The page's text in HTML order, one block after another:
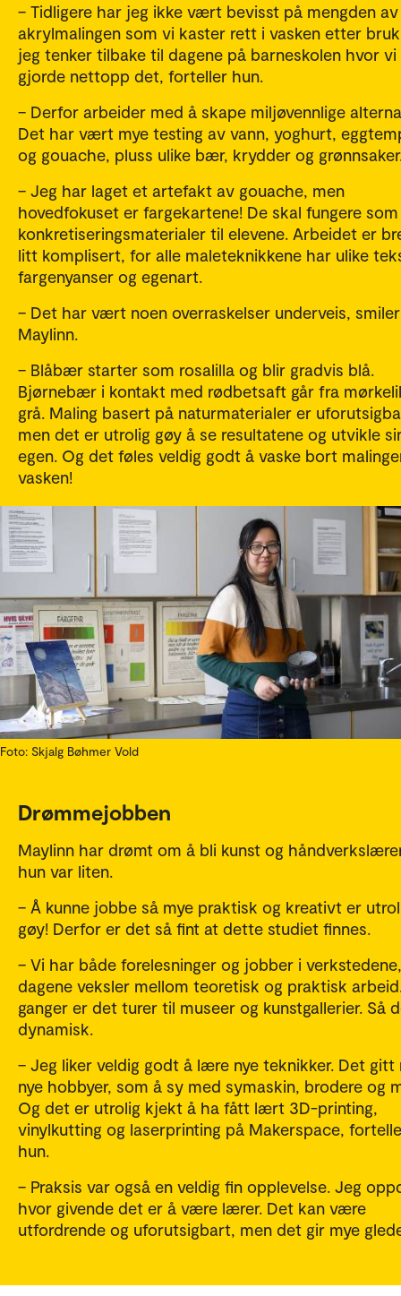
– Tidligere har jeg ikke vært bevisst på mengden
akrylmalingen som vi kaster rett i vasken etter
jeg tenker tilbake til dagene på barneskolen hvor vi
gjorde nettopp det, forteller hun.
– Derfor arbeider med å skape miljøvennlige
Det har vært mye testing av vann, yoghurt,
og gouache, pluss ulike bær, krydder og
– Jeg har laget et artefakt av gouache, men
hovedfokuset er fargekartene! De skal fungere som
konkretiseringsmaterialer til elevene. Arbeidet er
litt komplisert, for alle maleteknikkene har ulike
fargenyanser og egenart.
– Det har vært noen overraskelser underveis, smiler
Maylinn.
– Blåbær starter som rosalilla og blir gradvis blå.
Bjørnebær i kontakt med rødbetsaft går fra
grå. Maling basert på naturmaterialer er
men det er utrolig gøy å se resultatene og utvikle
egen. Og det føles veldig godt å vaske bort
vasken!
Foto: Skjalg Bøhmer Vold
Drømmejobben
Maylinn har drømt om å bli kunst og
hun var liten.
– Å kunne jobbe så mye praktisk og kreativt er
gøy! Derfor er det så fint at dette studiet finnes.
– Vi har både forelesninger og jobber i
dagene veksler mellom teoretisk og praktisk
ganger er det turer til museer og kunstgallerier. Så
dynamisk.
– Jeg liker veldig godt å lære nye teknikker. Det gitt
nye hobbyer, som å sy med symaskin, brodere og
Og det er utrolig kjekt å ha fått lært 3D-printing,
vinylkutting og laserprinting på Makerspace,
hun.
– Praksis var også en veldig fin opplevelse. Jeg
hvor givende det er å være lærer. Det kan være
utfordrende og uforutsigbart, men det gir mye